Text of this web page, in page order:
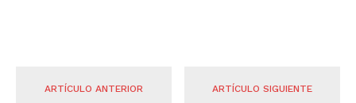
ARTÍCULO ANTERIOR ARTÍCULO SIGUIENTE